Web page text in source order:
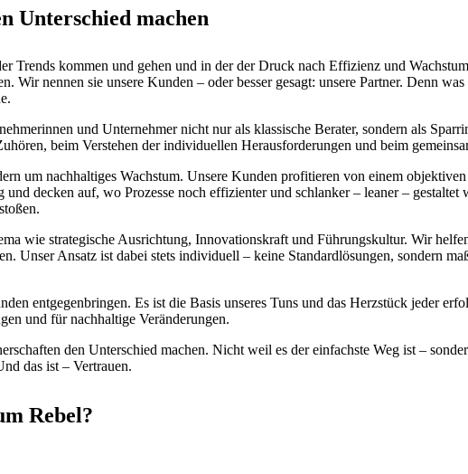
Unterschied machen
Trends kommen und gehen und in der der Druck nach Effizienz und
Wir nennen sie unsere Kunden – oder besser gesagt: unsere Partner. Denn
und Unternehmer nicht nur als klassische Berater, sondern als
beim Verstehen der individuellen Herausforderungen und beim
um nachhaltiges Wachstum. Unsere Kunden profitieren von einem
decken auf, wo Prozesse noch effizienter und schlanker – leaner –
wie strategische Ausrichtung, Innovationskraft und Führungskultur. Wir
Unser Ansatz ist dabei stets individuell – keine Standardlösungen, sondern
entgegenbringen. Es ist die Basis unseres Tuns und das Herzstück jeder
und für nachhaltige Veränderungen.
den Unterschied machen. Nicht weil es der einfachste Weg ist –
das ist – Vertrauen.
Rebel?